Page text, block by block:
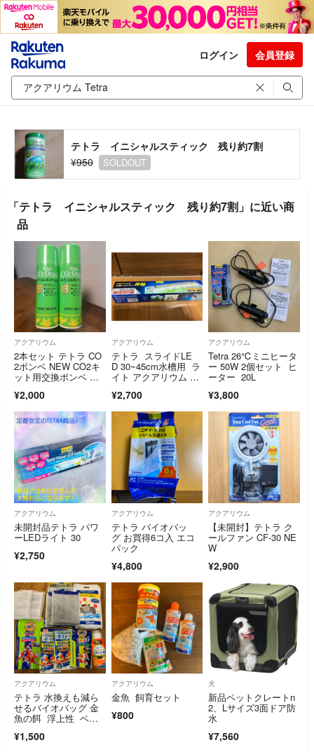
ログイン 会員登録
テトラ イニシャルスティック 残り約7割
¥950
SOLDOUT
「テトラ イニシャルスティック 残り約7割」に近い商
品
アクアリウム
2本セット テトラ CO
2ボンベ NEW CO2キ
ット用交換ボンベ 水
品 水草 Tetra CO2添
加
¥2,000
アクアリウム
テトラ スライドLE
D 30~45cm水槽用 ラ
イト アクアリウム 熱
¥2,700
アクアリウム
Tetra 26℃ミニヒータ
ー 50W 2個セット ヒ
ーター 20L
¥3,800
アクアリウム
未開封品テトラ パワ
ーLEDライト 30
¥2,750
アクアリウム
テトラ バイオバッ
グ お買得6コ入 エコ
パック
¥4,800
アクアリウム
【未開封】テトラ ク
ールファン CF-30 NE
W
¥2,900
アクアリウム
テトラ 水換えも減ら
せるバイオバッグ 金
魚の餌 浮上性 ベス
¥1,500
アクアリウム
金魚 飼育セット
¥800
犬
新品ペットクレートn
2、Lサイズ3面ドア防
水
¥7,560